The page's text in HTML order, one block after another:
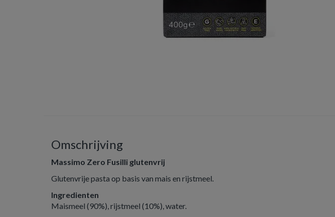
Omschrijving
Massimo Zero Fusilli glutenvrij
Glutenvrije pasta op basis van mais en rijstmeel.
Ingredienten
Maismeel (90%), rijstmeel (10%), water.